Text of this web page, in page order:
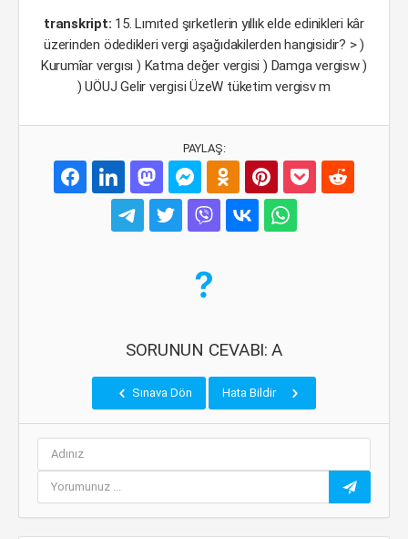
transkript: 15. Lımıted şırketlerin yıllık elde edinikleri kâr
üzerinden ödedikleri vergi aşağıdakilerden hangisidir? > )
Kurumîar vergısı ) Katma değer vergisi ) Damga vergisw )
) UÖUJ Gelir vergisi ÜzeW tüketim vergisv m
PAYLAŞ:
SORUNUN CEVABI: A
Sınava Dön Hata Bildir